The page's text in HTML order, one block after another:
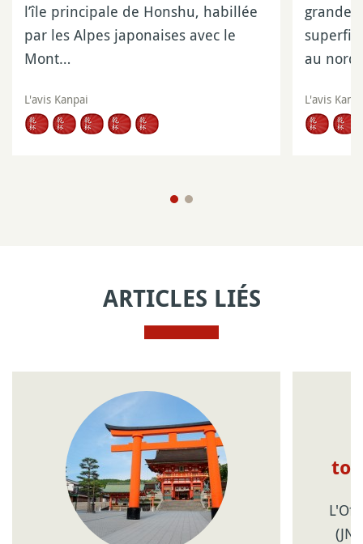
l’île principale de Honshu, habillée
par les Alpes japonaises avec le
Mont…
L'avis Kanpai
grande
au
L'avis
ARTICLES LIÉS